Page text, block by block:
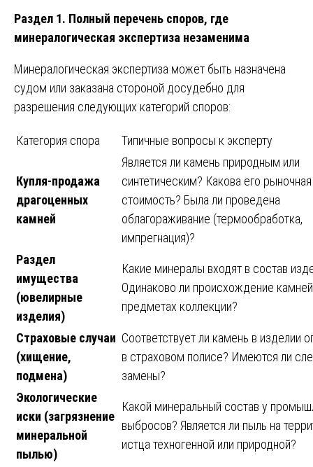
Раздел 1. Полный перечень споров, где
минералогическая экспертиза незаменима
Минералогическая экспертиза может быть назначена
судом или заказана стороной досудебно для
разрешения следующих категорий споров:
Категория спора Типичные вопросы к эксперту
Купля-продажа
драгоценных
камней
Является ли камень природным или
синтетическим? Какова его рыночная
стоимость? Была ли проведена
облагораживание (термообработка,
импрегнация)?
Раздел
имущества
(ювелирные
изделия)
Какие минералы входят в состав
Одинаково ли происхождение
предметах коллекции?
Страховые случаи
(хищение,
подмена)
Соответствует ли камень в изделии
в страховом полисе? Имеются ли
замены?
Экологические
иски (загрязнение
минеральной
пылью)
Какой минеральный состав у
выбросов? Является ли пыль на
истца техногенной или природной?